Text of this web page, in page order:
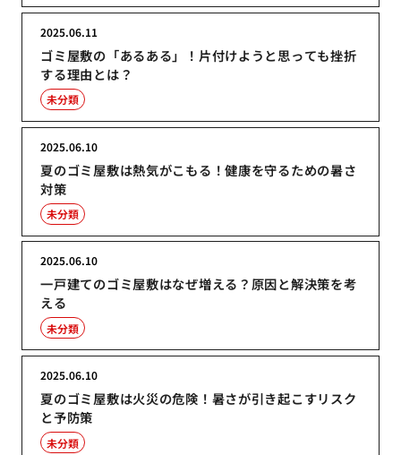
ゴミ屋敷の「あるある」！片付けようと思っても挫折
する理由とは？
2025.06.11
未分類
夏のゴミ屋敷は熱気がこもる！健康を守るための暑さ
対策
2025.06.10
未分類
一戸建てのゴミ屋敷はなぜ増える？原因と解決策を考
える
2025.06.10
未分類
夏のゴミ屋敷は火災の危険！暑さが引き起こすリスク
と予防策
2025.06.10
未分類